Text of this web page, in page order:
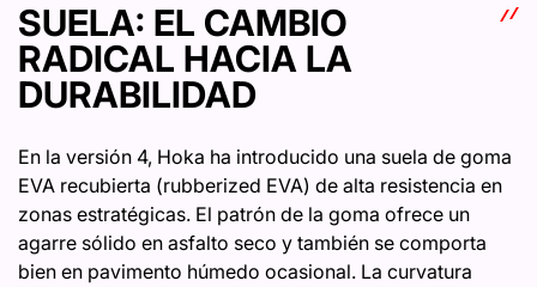
SUELA: EL CAMBIO
RADICAL HACIA LA
DURABILIDAD
En la versión 4, Hoka ha introducido una suela de goma
EVA recubierta (rubberized EVA) de alta resistencia en
zonas estratégicas. El patrón de la goma ofrece un
agarre sólido en asfalto seco y también se comporta
bien en pavimento húmedo ocasional. La curvatura